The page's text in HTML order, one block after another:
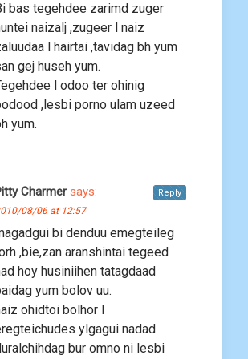
bas tegehdee zarimd zuger
naizalj ,zugeer l naiz
l hairtai ,tavidag bh yum
gej huseh yum.
l odoo ter ohinig
,lesbi porno ulam uzeed
yum.
Charmer says:
08/06 at 12:57
bi denduu emegteileg
,bie,zan aranshintai tegeed
hoy husiniihen tatagdaad
yum bolov uu.
ohidtoi bolhor l
ylgagui nadad
bur omno ni lesbi
Reply